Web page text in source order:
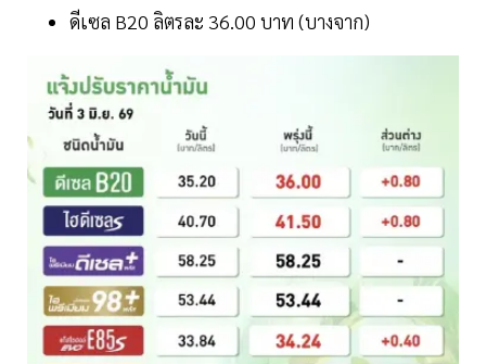
ดีเซล B20 ลิตรละ 36.00 บาท (บางจาก)